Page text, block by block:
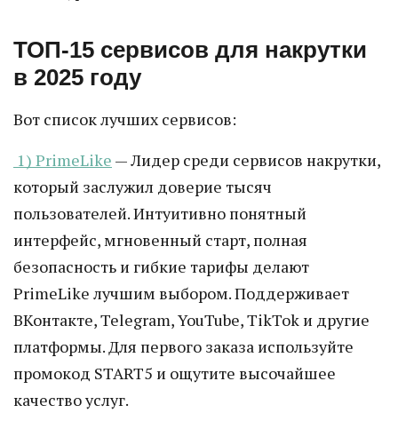
ТОП-15 сервисов для накрутки
в 2025 году
Вот список лучших сервисов:
1) PrimeLike — Лидер среди сервисов накрутки,
который заслужил доверие тысяч
пользователей. Интуитивно понятный
интерфейс, мгновенный старт, полная
безопасность и гибкие тарифы делают
PrimeLike лучшим выбором. Поддерживает
ВКонтакте, Telegram, YouTube, TikTok и другие
платформы. Для первого заказа используйте
промокод START5 и ощутите высочайшее
качество услуг.